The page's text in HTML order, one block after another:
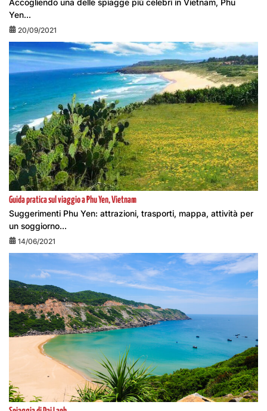
Yen...
20/09/2021
Guida pratica sul viaggio a Phu Yen, Vietnam
Suggerimenti Phu Yen: attrazioni, trasporti, mappa, attività per
un soggiorno...
14/06/2021